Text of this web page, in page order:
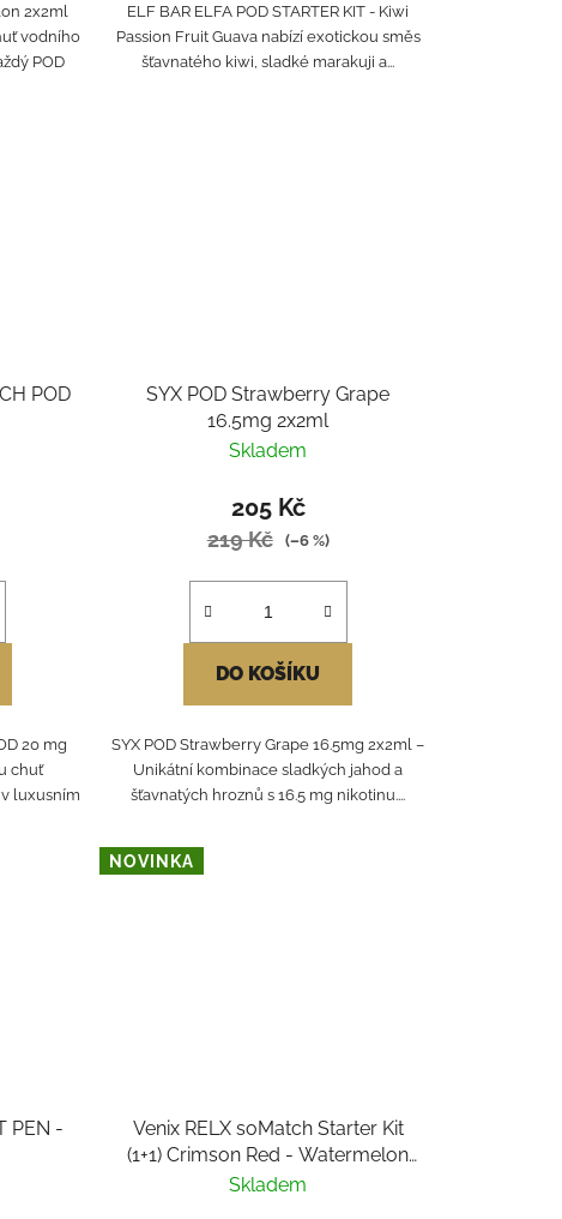
2x2ml
vodního
POD
ELF BAR ELFA POD STARTER KIT - Kiwi
Passion Fruit Guava nabízí exotickou směs
šťavnatého kiwi, sladké marakuji a...
POD
20 mg
chuť
luxusním
SYX POD Strawberry Grape
16.5mg 2x2ml
Skladem
205 Kč
219 Kč (–6 %)
DO KOŠÍKU
SYX POD Strawberry Grape 16.5mg 2x2ml –
Unikátní kombinace sladkých jahod a
šťavnatých hroznů s 16.5 mg nikotinu....
PEN -
NOVINKA
Venix RELX soMatch Starter Kit
(1+1) Crimson Red - Watermelon
Chill
Skladem